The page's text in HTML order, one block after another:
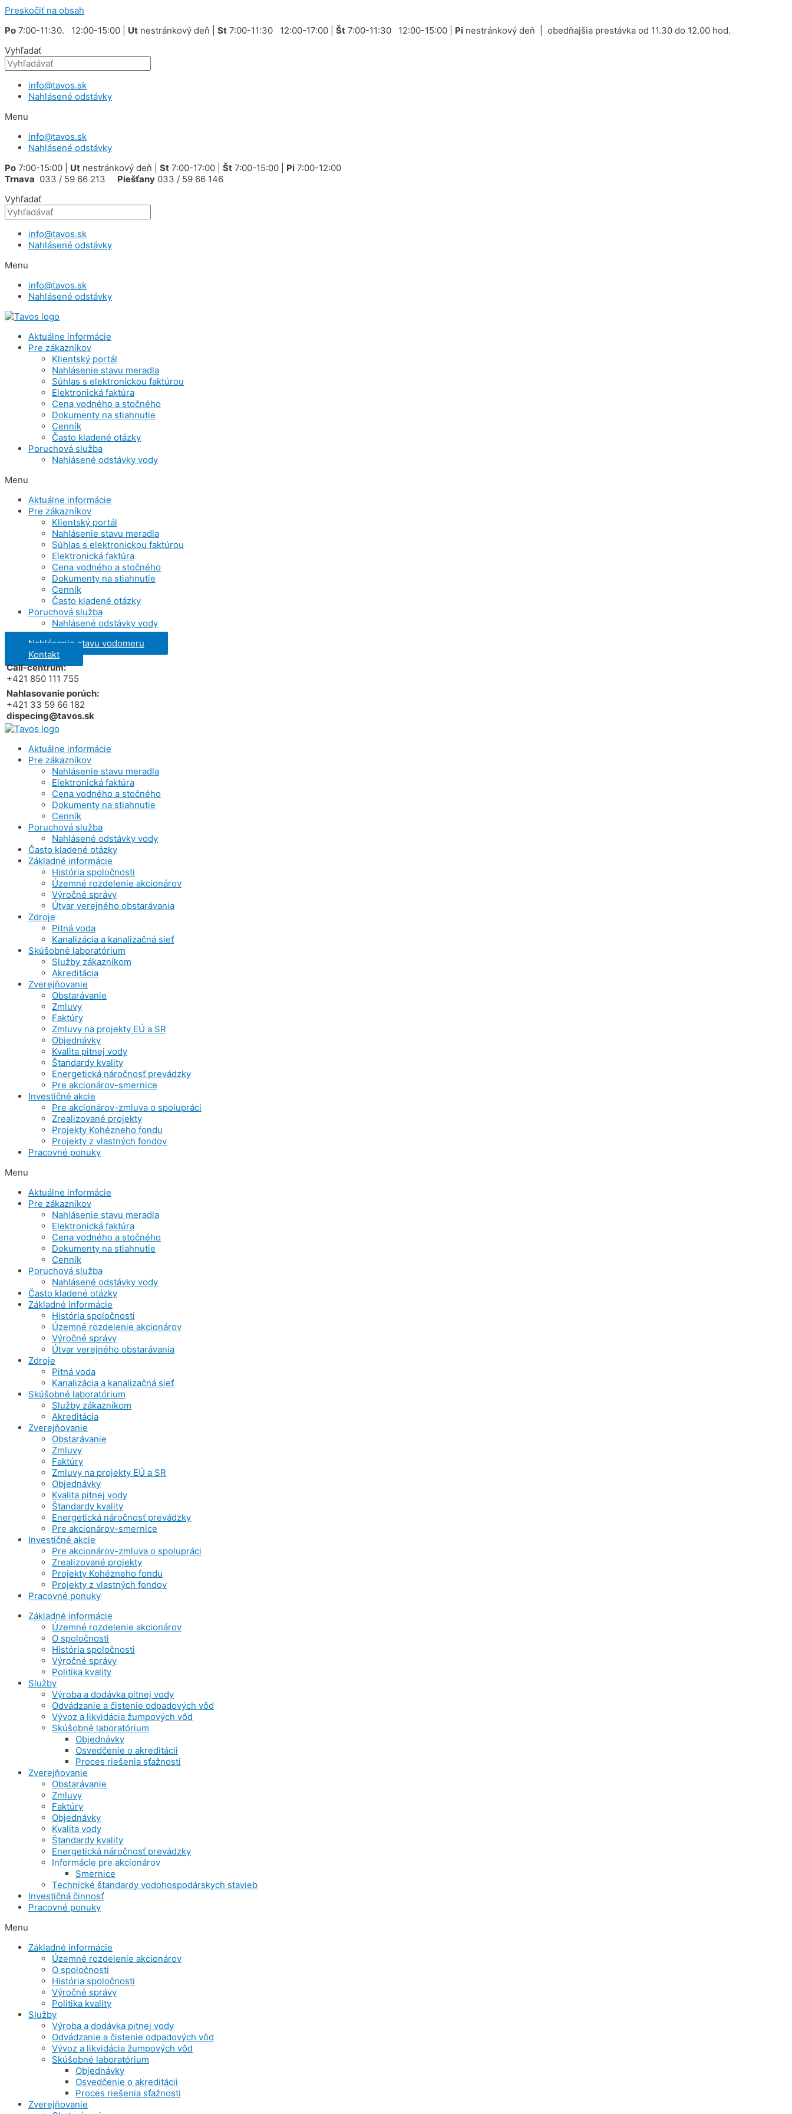
Preskočiť na obsah
Po 7:00-11:30. 12:00-15:00 | Ut nestránkový deň | St 7:00-11:30 12:00-17:00 | Št 7:00-11:30 12:00-15:00 | Pi nestránkový deň | obedňajšia prestávka od 11.30 do 12.00 hod.
Vyhľadať
info@tavos.sk
Nahlásené odstávky
Menu
info@tavos.sk
Nahlásené odstávky
Po 7:00-15:00 | Ut nestránkový deň | St 7:00-17:00 | Št 7:00-15:00 | Pi 7:00-12:00
Trnava 033 / 59 66 213 Piešťany 033 / 59 66 146
Vyhľadať
info@tavos.sk
Nahlásené odstávky
Menu
info@tavos.sk
Nahlásené odstávky
Aktuálne informácie
Pre zákazníkov
Klientský portál
Nahlásenie stavu meradla
Súhlas s elektronickou faktúrou
Elektronická faktúra
Cena vodného a stočného
Dokumenty na stiahnutie
Cenník
Často kladené otázky
Poruchová služba
Nahlásené odstávky vody
Menu
Aktuálne informácie
Pre zákazníkov
Klientský portál
Nahlásenie stavu meradla
Súhlas s elektronickou faktúrou
Elektronická faktúra
Cena vodného a stočného
Dokumenty na stiahnutie
Cenník
Často kladené otázky
Poruchová služba
Nahlásené odstávky vody
Nahlásenie stavu vodomeru
Kontakt
Call-centrum:
+421 850 111 755
Nahlasovanie porúch:
+421 33 59 66 182
dispecing@tavos.sk
Aktuálne informácie
Pre zákazníkov
Nahlásenie stavu meradla
Elektronická faktúra
Cena vodného a stočného
Dokumenty na stiahnutie
Cenník
Poruchová služba
Nahlásené odstávky vody
Často kladené otázky
Základné informácie
História spoločnosti
Územné rozdelenie akcionárov
Výročné správy
Útvar verejného obstarávania
Zdroje
Pitná voda
Kanalizácia a kanalizačná sieť
Skúšobné laboratórium
Služby zákazníkom
Akreditácia
Zverejňovanie
Obstarávanie
Zmluvy
Faktúry
Zmluvy na projekty EÚ a SR
Objednávky
Kvalita pitnej vody
Štandardy kvality
Energetická náročnosť prevádzky
Pre akcionárov-smernice
Investičné akcie
Pre akcionárov-zmluva o spolupráci
Zrealizované projekty
Projekty Kohézneho fondu
Projekty z vlastných fondov
Pracovné ponuky
Menu
Aktuálne informácie
Pre zákazníkov
Nahlásenie stavu meradla
Elektronická faktúra
Cena vodného a stočného
Dokumenty na stiahnutie
Cenník
Poruchová služba
Nahlásené odstávky vody
Často kladené otázky
Základné informácie
História spoločnosti
Územné rozdelenie akcionárov
Výročné správy
Útvar verejného obstarávania
Zdroje
Pitná voda
Kanalizácia a kanalizačná sieť
Skúšobné laboratórium
Služby zákazníkom
Akreditácia
Zverejňovanie
Obstarávanie
Zmluvy
Faktúry
Zmluvy na projekty EÚ a SR
Objednávky
Kvalita pitnej vody
Štandardy kvality
Energetická náročnosť prevádzky
Pre akcionárov-smernice
Investičné akcie
Pre akcionárov-zmluva o spolupráci
Zrealizované projekty
Projekty Kohézneho fondu
Projekty z vlastných fondov
Pracovné ponuky
Základné informácie
Územné rozdelenie akcionárov
O spoločnosti
História spoločnosti
Výročné správy
Politika kvality
Služby
Výroba a dodávka pitnej vody
Odvádzanie a čistenie odpadových vôd
Vývoz a likvidácia žumpových vôd
Skúšobné laboratórium
Objednávky
Osvedčenie o akreditácii
Proces riešenia sťažnosti
Zverejňovanie
Obstarávanie
Zmluvy
Faktúry
Objednávky
Kvalita vody
Štandardy kvality
Energetická náročnosť prevádzky
Informácie pre akcionárov
Smernice
Technické štandardy vodohospodárskych stavieb
Investičná činnosť
Pracovné ponuky
Menu
Základné informácie
Územné rozdelenie akcionárov
O spoločnosti
História spoločnosti
Výročné správy
Politika kvality
Služby
Výroba a dodávka pitnej vody
Odvádzanie a čistenie odpadových vôd
Vývoz a likvidácia žumpových vôd
Skúšobné laboratórium
Objednávky
Osvedčenie o akreditácii
Proces riešenia sťažnosti
Zverejňovanie